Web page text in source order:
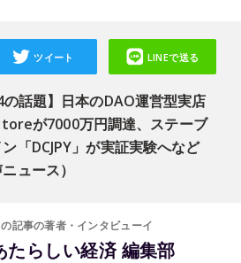
の話題】日本のDAO運営型実店
が7000万円調達、ステーブ
「DCJPY」が実証実験へなど
ニュース）
ツイート LINEで送る
記事の著者・インタビューイ
たらしい経済 編集部